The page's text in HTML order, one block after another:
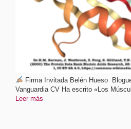
Firma Invitada Belén Hueso
Vanguardia CV Ha escrito «Los
Leer más